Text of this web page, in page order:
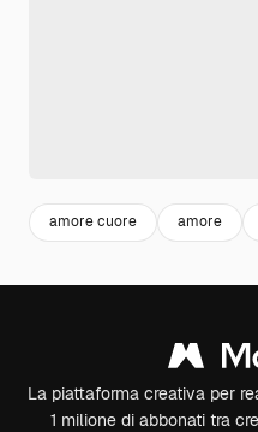
amore cuore amore
La piattaforma creativa per
1 milione di abbonati tra